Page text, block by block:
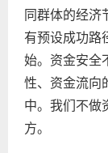
同群体的经济
有预设成功路
始。资金安全
性、资金流向
中。我们不做
方。